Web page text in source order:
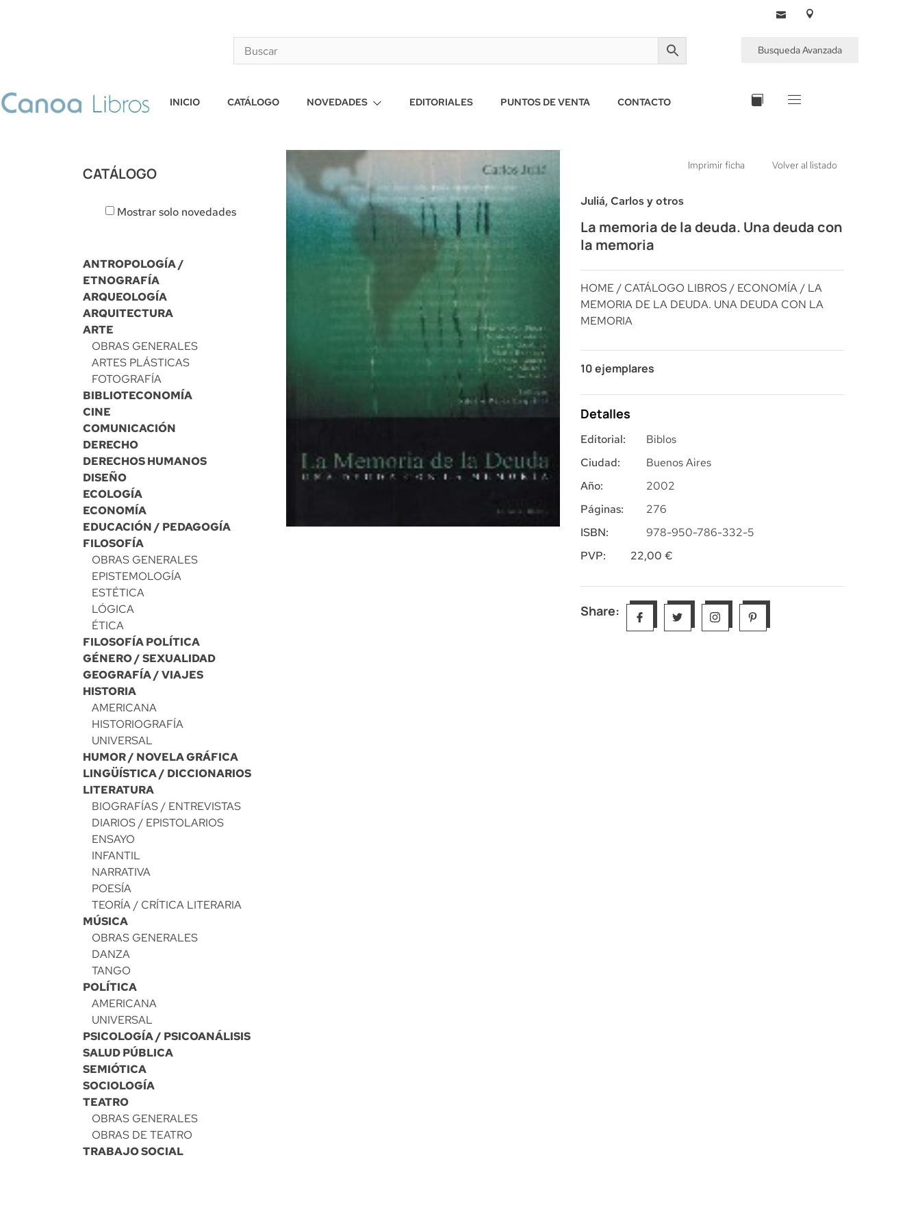
Busqueda Avanzada
INICIO CATÁLOGO NOVEDADES EDITORIALES PUNTOS DE VENTA CONTACTO
CATÁLOGO
Mostrar solo novedades
ANTROPOLOGÍA /
ETNOGRAFÍA
ARQUEOLOGÍA
ARQUITECTURA
ARTE
OBRAS GENERALES
ARTES PLÁSTICAS
FOTOGRAFÍA
BIBLIOTECONOMÍA
CINE
COMUNICACIÓN
DERECHO
DERECHOS HUMANOS
DISEÑO
ECOLOGÍA
ECONOMÍA
EDUCACIÓN / PEDAGOGÍA
FILOSOFÍA
OBRAS GENERALES
EPISTEMOLOGÍA
ESTÉTICA
LÓGICA
ÉTICA
FILOSOFÍA POLÍTICA
GÉNERO / SEXUALIDAD
GEOGRAFÍA / VIAJES
HISTORIA
AMERICANA
HISTORIOGRAFÍA
UNIVERSAL
HUMOR / NOVELA GRÁFICA
LINGÜÍSTICA / DICCIONARIOS
LITERATURA
BIOGRAFÍAS / ENTREVISTAS
DIARIOS / EPISTOLARIOS
ENSAYO
INFANTIL
NARRATIVA
POESÍA
TEORÍA / CRÍTICA LITERARIA
MÚSICA
OBRAS GENERALES
DANZA
TANGO
POLÍTICA
AMERICANA
UNIVERSAL
PSICOLOGÍA / PSICOANÁLISIS
SALUD PÚBLICA
SEMIÓTICA
SOCIOLOGÍA
TEATRO
OBRAS GENERALES
OBRAS DE TEATRO
TRABAJO SOCIAL
Imprimir ficha Volver al listado
Juliá, Carlos y otros
La memoria de la deuda. Una deuda con
la memoria
HOME/ CATÁLOGO LIBROS/ ECONOMÍA/ LA
MEMORIA DE LA DEUDA. UNA DEUDA CON LA
MEMORIA
10 ejemplares
Detalles
Editorial:
Ciudad:
Año:
Páginas:
ISBN:
Biblos
Buenos Aires
2002
276
978-950-786-332-5
PVP:
22,00 €
Share: